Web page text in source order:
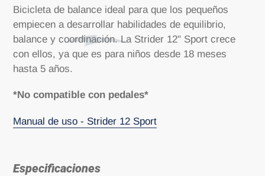
el
producto
a
tu
carrito
Bicicleta de balance ideal para que los pequeños
empiecen a desarrollar habilidades de equilibrio,
balance y coordinación. La Strider 12" Sport crece
con ellos, ya que es para niños desde 18 meses
hasta 5 años.
*No compatible con pedales*
Manual de uso - Strider 12 Sport
Especificaciones